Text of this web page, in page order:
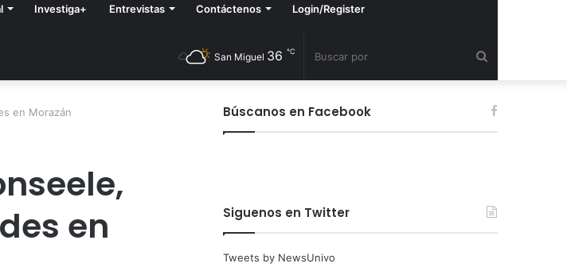
Investiga+ Entrevistas Contáctenos Login/Register
por
San Miguel 36 ℃
en Morazán
en
Búscanos en Facebook
Siguenos en Twitter
Tweets by NewsUnivo